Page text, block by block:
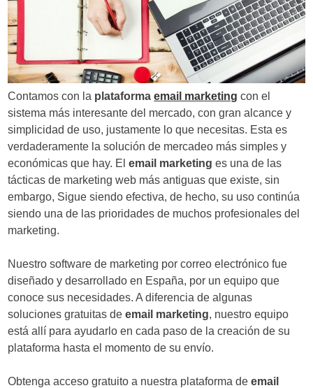
d
e
e
n
t
r
a
d
a
s
Contamos con la plataformaemail marketing con el
sistema más interesante del mercado, con gran alcance y
simplicidad de uso, justamente lo que necesitas. Esta es
verdaderamente la solución de mercadeo más simples y
económicas que hay. Elemail marketing es una de las
tácticas de marketing web más antiguas que existe, sin
embargo, Sigue siendo efectiva, de hecho, su uso continúa
siendo una de las prioridades de muchos profesionales del
marketing.
Nuestro software de marketing por correo electrónico fue
diseñado y desarrollado en España, por un equipo que
conoce sus necesidades. A diferencia de algunas
soluciones gratuitas deemail marketing, nuestro equipo
está allí para ayudarlo en cada paso de la creación de su
plataforma hasta el momento de su envío.
Obtenga acceso gratuito a nuestra plataforma deemail